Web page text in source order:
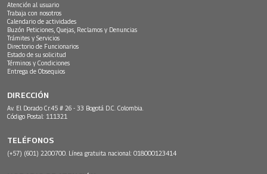
Atención al usuario
Trabaja con nosotros
Calendario de actividades
Buzón Peticiones, Quejas, Reclamos y Denuncias
Trámites y Servicios
Directorio de Funcionarios
Estado de su solicitud
Términos y Condiciones
Entrega de Obsequios
DIRECCIÓN
Av. El Dorado Cr.45 # 26 - 33 Bogotá D.C. Colombia.
Código Postal: 111321
TELÉFONOS
(+57) (601) 2200700. Línea gratuita nacional: 018000123414